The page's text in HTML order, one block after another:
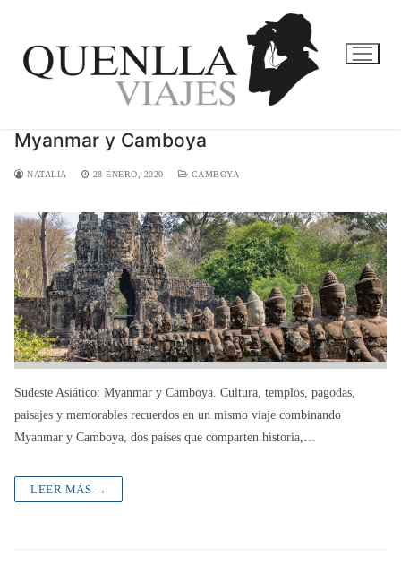
contenido
Myanmar y Camboya
NATALIA 28 ENERO, 2020 CAMBOYA
Sudeste Asiático: Myanmar y Camboya. Cultura, templos, pagodas,
paisajes y memorables recuerdos en un mismo viaje combinando
Myanmar y Camboya, dos países que comparten historia,…
LEER MÁS →